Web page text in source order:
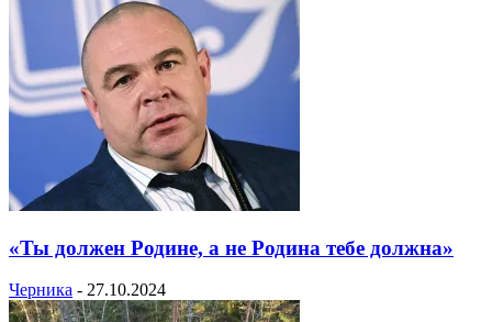
«Ты должен Родине, а не Родина тебе должна»
Черника - 27.10.2024